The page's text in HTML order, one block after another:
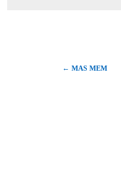
← MAS MEM